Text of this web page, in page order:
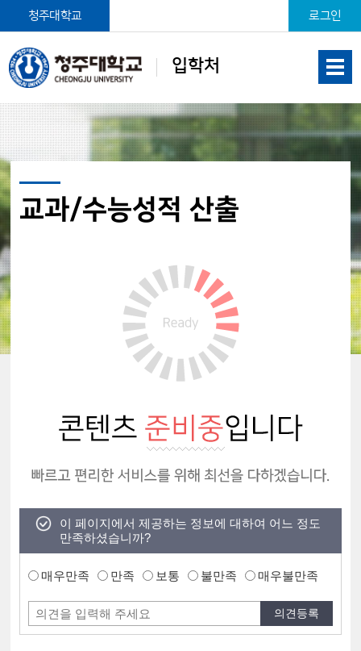
입학처
청주대학교 로그인
교과/수능성적 산출
이 페이지에서 제공하는 정보에 대하여 어느 정도
만족하셨습니까?
매우만족 만족 보통 불만족 매우불만족